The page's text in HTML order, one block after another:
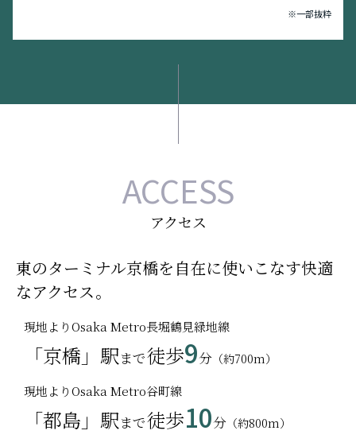
PARK
中野南公園・・・徒歩9分（約700m）
都島中央公園・・・徒歩10分（約800m）
桜之宮公園・・・徒歩10分（約800m）
大阪城公園・・・（約1,720m）
都島区役所・・・徒歩4分（約300m）
大阪市立都島図書館・・・徒歩4分（約300m）
まるよし精肉店 都島区民センター（大阪市立都島区民セン
ター）・・・徒歩4分（約300m）
都島消防署・・・徒歩6分（約450m）
クリエイト（株）
西日本旅客鉄道（株）
日本ハム（株）
扶桑化学工業（株）
（株）マンダム
ユニチカ（株）
（株）淀川製鋼所
ロート製薬（株）
※一部抜粋
ACCESS
アクセス
東のターミナル京橋を自在に使いこなす快適
なアクセス。
現地よりOsaka Metro長堀鶴見緑地線
「京橋」駅まで徒歩9分 （約700m）
現地よりOsaka Metro谷町線
「都島」駅まで徒歩10分 （約800m）